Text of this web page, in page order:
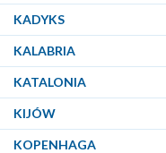
KADYKS
KALABRIA
KATALONIA
KIJÓW
KOPENHAGA